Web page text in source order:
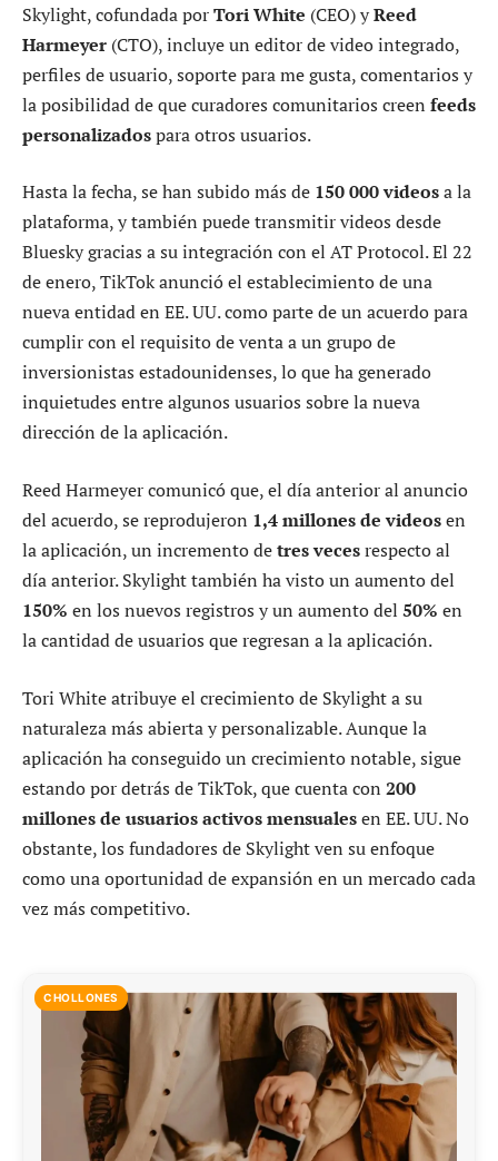
Skylight, cofundada porTori White (CEO) yReed
Harmeyer (CTO), incluye un editor de video integrado,
perfiles de usuario, soporte para me gusta, comentarios y
la posibilidad de que curadores comunitarios creen feeds
personalizadospara otros usuarios.
Hasta la fecha, se han subido más de 150 000 videosa la
plataforma, y también puede transmitir videos desde
Bluesky gracias a su integración con el AT Protocol. El 22
de enero, TikTok anunció el establecimiento de una
nueva entidad en EE. UU. como parte de un acuerdo para
cumplir con el requisito de venta a un grupo de
inversionistas estadounidenses, lo que ha generado
inquietudes entre algunos usuarios sobre la nueva
dirección de la aplicación.
Reed Harmeyer comunicó que, el día anterior al anuncio
del acuerdo, se reprodujeron 1,4 millones de videosen
la aplicación, un incremento detres vecesrespecto al
día anterior. Skylight también ha visto un aumento del
150% en los nuevos registros y un aumento del 50% en
la cantidad de usuarios que regresan a la aplicación.
Tori White atribuye el crecimiento de Skylight a su
naturaleza más abierta y personalizable. Aunque la
aplicación ha conseguido un crecimiento notable, sigue
estando por detrás de TikTok, que cuenta con 200
millones de usuarios activos mensualesen EE. UU. No
obstante, los fundadores de Skylight ven su enfoque
como una oportunidad de expansión en un mercado cada
vez más competitivo.
CHOLLONES